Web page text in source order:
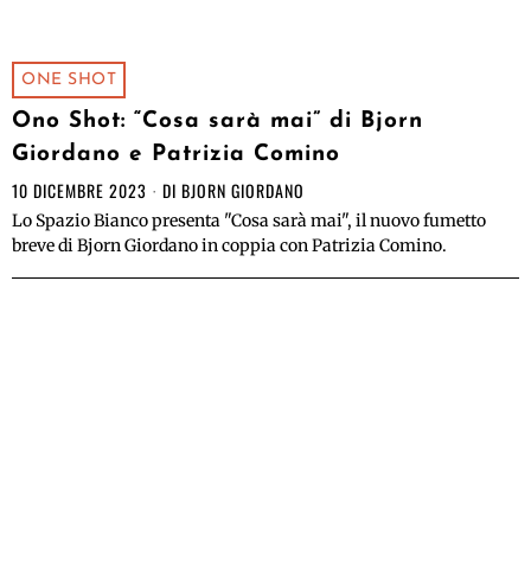
ONE SHOT
Ono Shot: “Cosa sarà mai” di Bjorn
Giordano e Patrizia Comino
10 DICEMBRE 2023 DI BJORN GIORDANO
Lo Spazio Bianco presenta "Cosa sarà mai", il nuovo fumetto
breve di Bjorn Giordano in coppia con Patrizia Comino.